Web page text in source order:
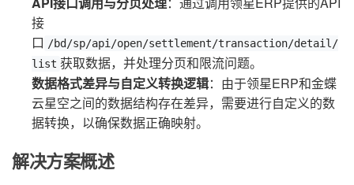
接
口 /bd/sp/api/open/settlement/transaction/detail/
list 获取数据，并处理分页和限流问题。
数据格式差异与自定义转换逻辑：由于领星ERP和金蝶
云星空之间的数据结构存在差异，需要进行自定义的数
据转换，以确保数据正确映射。
解决方案概述